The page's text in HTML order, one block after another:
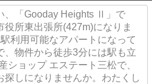
、「Gooday Heights Ⅱ」で
所東出張所(427m)になりま
利用可能なアパートになって
、物件から徒歩3分には駅も立
ショップ エステート三松で、
探しになりませんか。わたくし